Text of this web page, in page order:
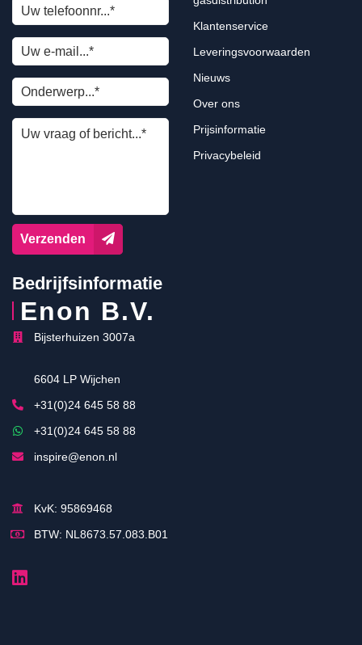
Verzenden
Klantenservice
Leveringsvoorwaarden
Nieuws
Over ons
Prijsinformatie
Privacybeleid
Bedrijfsinformatie
Enon B.V.
Bijsterhuizen 3007a
6604 LP Wijchen
+31(0)24 645 58 88
+31(0)24 645 58 88
inspire@enon.nl
KvK: 95869468
BTW: NL8673.57.083.B01